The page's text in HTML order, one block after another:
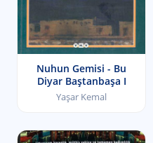
Nuhun Gemisi - Bu
Diyar Baştanbaşa I
Yaşar Kemal